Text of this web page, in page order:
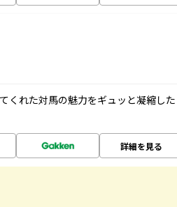
くれた対馬の魅力をギュッと凝縮した
詳細を見る